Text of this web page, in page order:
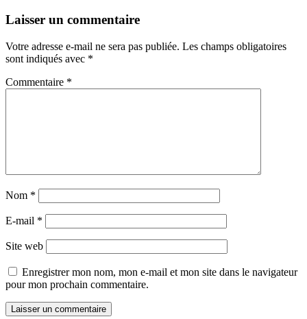
Laisser un commentaire
Votre adresse e-mail ne sera pas publiée. Les champs obligatoires
sont indiqués avec *
Commentaire *
Nom *
E-mail *
Site web
Enregistrer mon nom, mon e-mail et mon site dans le navigateur
pour mon prochain commentaire.